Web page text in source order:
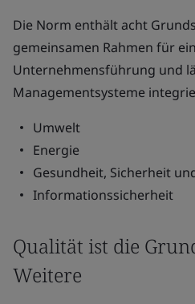
Die Norm enthält acht
gemeinsamen Rahmen für
Unternehmensführung und
Managementsysteme
Umwelt
Energie
Gesundheit, Sicherheit
Informationssicherheit
Qualität ist die
Weitere